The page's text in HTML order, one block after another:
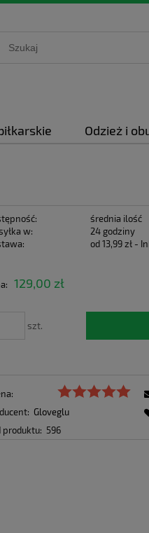
Odzież i
średnia ilość
w:
24 godziny
od 13,99 zł -
129,00 zł
szt.
Gloveglu
produktu: 596